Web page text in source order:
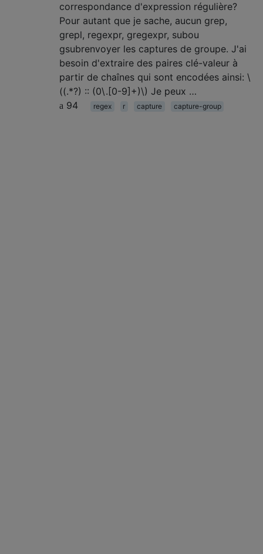
correspondance d'expression régulière?
Pour autant que je sache, aucun grep,
grepl, regexpr, gregexpr, subou
gsubrenvoyer les captures de groupe. J'ai
besoin d'extraire des paires clé-valeur à
partir de chaînes qui sont encodées ainsi: \
((.*?) :: (0\.[0-9]+)\) Je peux …
94
regex r capture capture-group